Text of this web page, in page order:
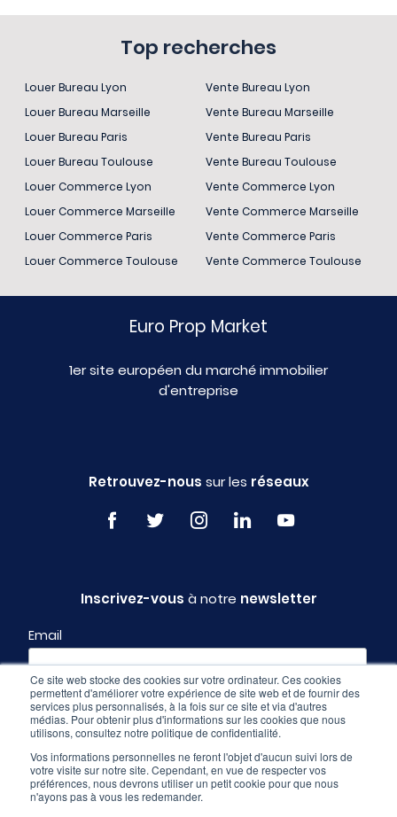
Ce site web stocke des cookies sur votre ordinateur. Ces cookies
permettent d'améliorer votre expérience de site web et de fournir des
services plus personnalisés, à la fois sur ce site et via d'autres
médias. Pour obtenir plus d'informations sur les cookies que nous
utilisons, consultez notre politique de confidentialité.
Vos informations personnelles ne feront l'objet d'aucun suivi lors de
votre visite sur notre site. Cependant, en vue de respecter vos
préférences, nous devrons utiliser un petit cookie pour que nous
n'ayons pas à vous les redemander.
Top recherches
Louer Bureau Lyon
Louer Bureau Marseille
Louer Bureau Paris
Louer Bureau Toulouse
Louer Commerce Lyon
Louer Commerce Marseille
Louer Commerce Paris
Louer Commerce Toulouse
Vente Bureau Lyon
Vente Bureau Marseille
Vente Bureau Paris
Vente Bureau Toulouse
Vente Commerce Lyon
Vente Commerce Marseille
Vente Commerce Paris
Vente Commerce Toulouse
Euro Prop Market
1er site européen du marché immobilier
d'entreprise
Retrouvez-nous sur les réseaux
Inscrivez-vous à notre newsletter
Email
Profil